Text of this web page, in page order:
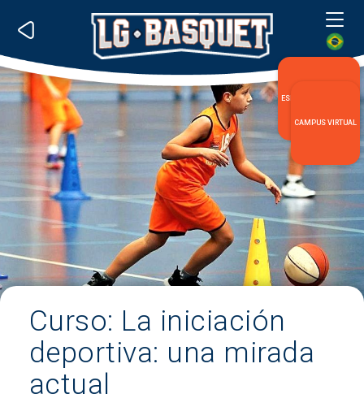
ESPECIALIZACIÓN LG
CAMPUS VIRTUAL
Curso: La iniciación
deportiva: una mirada
actual